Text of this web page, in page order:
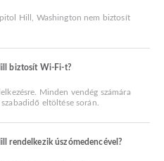
Hill, Washington nem biztosít
biztosít Wi-Fi-t?
Minden vendég számára
eltöltése során.
rendelkezik úszómedencével?